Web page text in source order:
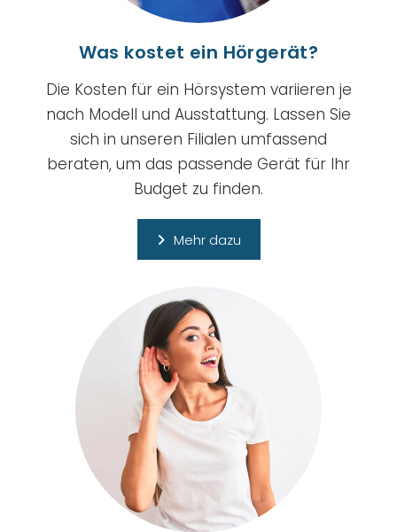
Was kostet ein Hörgerät?
Die Kosten für ein Hörsystem variieren je
nach Modell und Ausstattung. Lassen Sie
sich in unseren Filialen umfassend
beraten, um das passende Gerät für Ihr
Budget zu finden.
Mehr dazu